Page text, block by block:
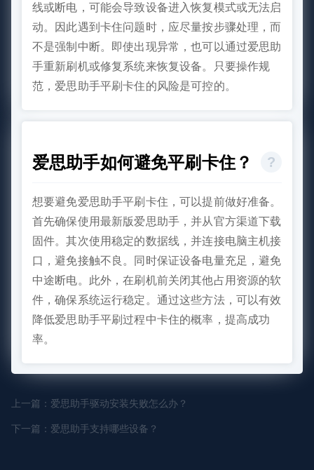
线或断电，可能会导致设备进入恢复模式或无法启
动。因此遇到卡住问题时，应尽量按步骤处理，而
不是强制中断。即使出现异常，也可以通过爱思助
手重新刷机或修复系统来恢复设备。只要操作规
范，爱思助手平刷卡住的风险是可控的。
爱思助手如何避免平刷卡住？
想要避免爱思助手平刷卡住，可以提前做好准备。
首先确保使用最新版爱思助手，并从官方渠道下载
固件。其次使用稳定的数据线，并连接电脑主机接
口，避免接触不良。同时保证设备电量充足，避免
中途断电。此外，在刷机前关闭其他占用资源的软
件，确保系统运行稳定。通过这些方法，可以有效
降低爱思助手平刷过程中卡住的概率，提高成功
率。
上一篇：爱思助手驱动安装失败怎么办？
下一篇：爱思助手支持哪些设备？